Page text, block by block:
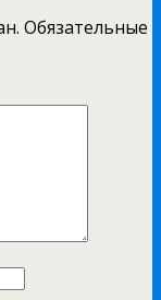
Обязательные